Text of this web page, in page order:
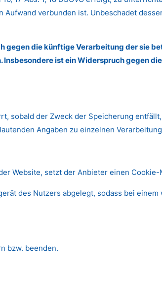
verbunden ist. Unbeschadet
gegen die künftige Verarbeitung der sie
Insbesondere ist ein Widerspruch gegen
sobald der Zweck der Speicherung
Angaben zu einzelnen
Website, setzt der Anbieter einen Cookie-
des Nutzers abgelegt, sodass bei
bzw. beenden.